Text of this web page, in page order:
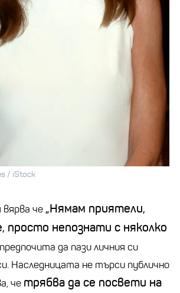
/ iStock
че „Нямам приятели,
просто непознати с няколко
да пази личния си
Наследницата не търси публично
че трябва да се посвети на